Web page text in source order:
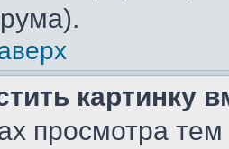
картинку
просмотра